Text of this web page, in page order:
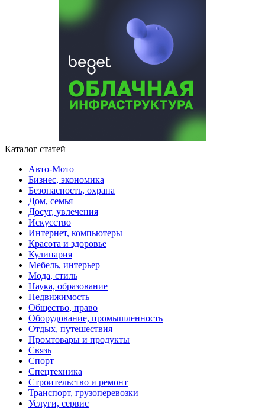
Каталог статей
Авто-Мото
Бизнес, экономика
Безопасность, охрана
Дом, семья
Досуг, увлечения
Искусство
Интернет, компьютеры
Красота и здоровье
Кулинария
Мебель, интерьер
Мода, стиль
Наука, образование
Недвижимость
Общество, право
Оборудование, промышленность
Отдых, путешествия
Промтовары и продукты
Связь
Спорт
Спецтехника
Строительство и ремонт
Транспорт, грузоперевозки
Услуги, сервис